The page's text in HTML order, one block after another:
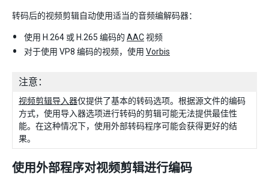
转码后的视频剪辑自动使用适当的音频编解码器：
使用 H.264 或 H.265 编码的 AAC视频
对于使用 VP8 编码的视频，使用 Vorbis
注意：
视频剪辑导入器仅提供了基本的转码选项。根据源文件的编码
方式，使用导入器选项进行转码的剪辑可能无法提供最佳性
能。在这种情况下，使用外部转码程序可能会获得更好的结
果。
使用外部程序对视频剪辑进行编码